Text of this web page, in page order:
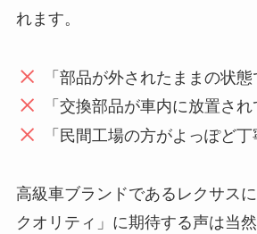
れます。
「部品が外されたままの状態
「交換部品が車内に放置され
「民間工場の方がよっぽど丁
高級車ブランドであるレクサス
クオリティ」に期待する声は当然